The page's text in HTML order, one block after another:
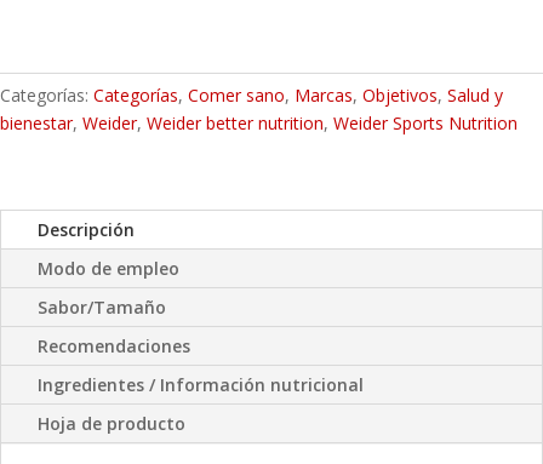
Categorías: Categorías, Comer sano, Marcas, Objetivos, Salud y
bienestar, Weider, Weider better nutrition, Weider Sports Nutrition
Descripción
Modo de empleo
Sabor/Tamaño
Recomendaciones
Ingredientes / Información nutricional
Hoja de producto